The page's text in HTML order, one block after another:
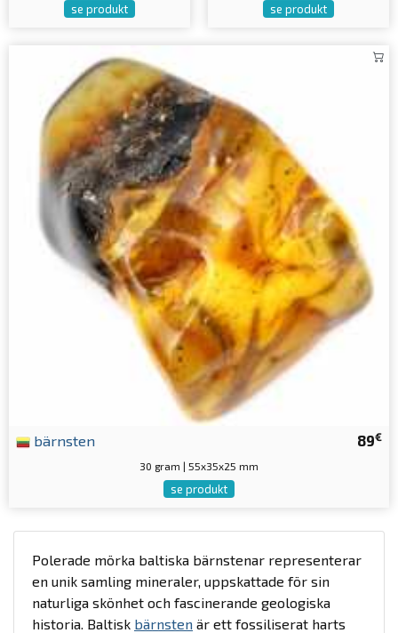
se produkt se produkt
89€
bärnsten
30 gram | 55x35x25 mm
se produkt
Polerade mörka baltiska bärnstenar representerar
en unik samling mineraler, uppskattade för sin
naturliga skönhet och fascinerande geologiska
historia. Baltisk bärnsten är ett fossiliserat harts